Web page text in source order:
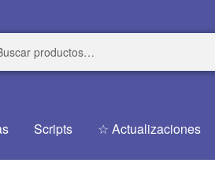
Scripts ☆ Actualizaciones